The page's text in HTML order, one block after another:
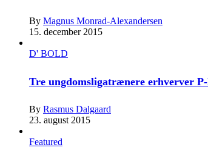
By Magnus Monrad-Alexandersen
15. december 2015
D' BOLD
Tre ungdomsligatrænere erhverver
By Rasmus Dalgaard
23. august 2015
Featured